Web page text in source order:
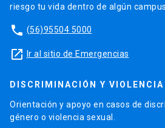
riesgo tu vida dentro de algún
phone (56)95504 5000
launch Ir al sitio de Emergencias
DISCRIMINACIÓN Y VIOLENCIA
Orientación y apoyo en casos de
género o violencia sexual.